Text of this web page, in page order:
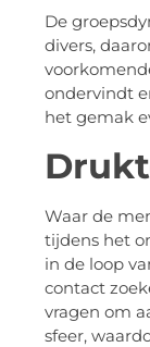
De
divers,
ondervindt
het gemak
Waar de
tijdens het
in de loop
contact
vragen om
sfeer,